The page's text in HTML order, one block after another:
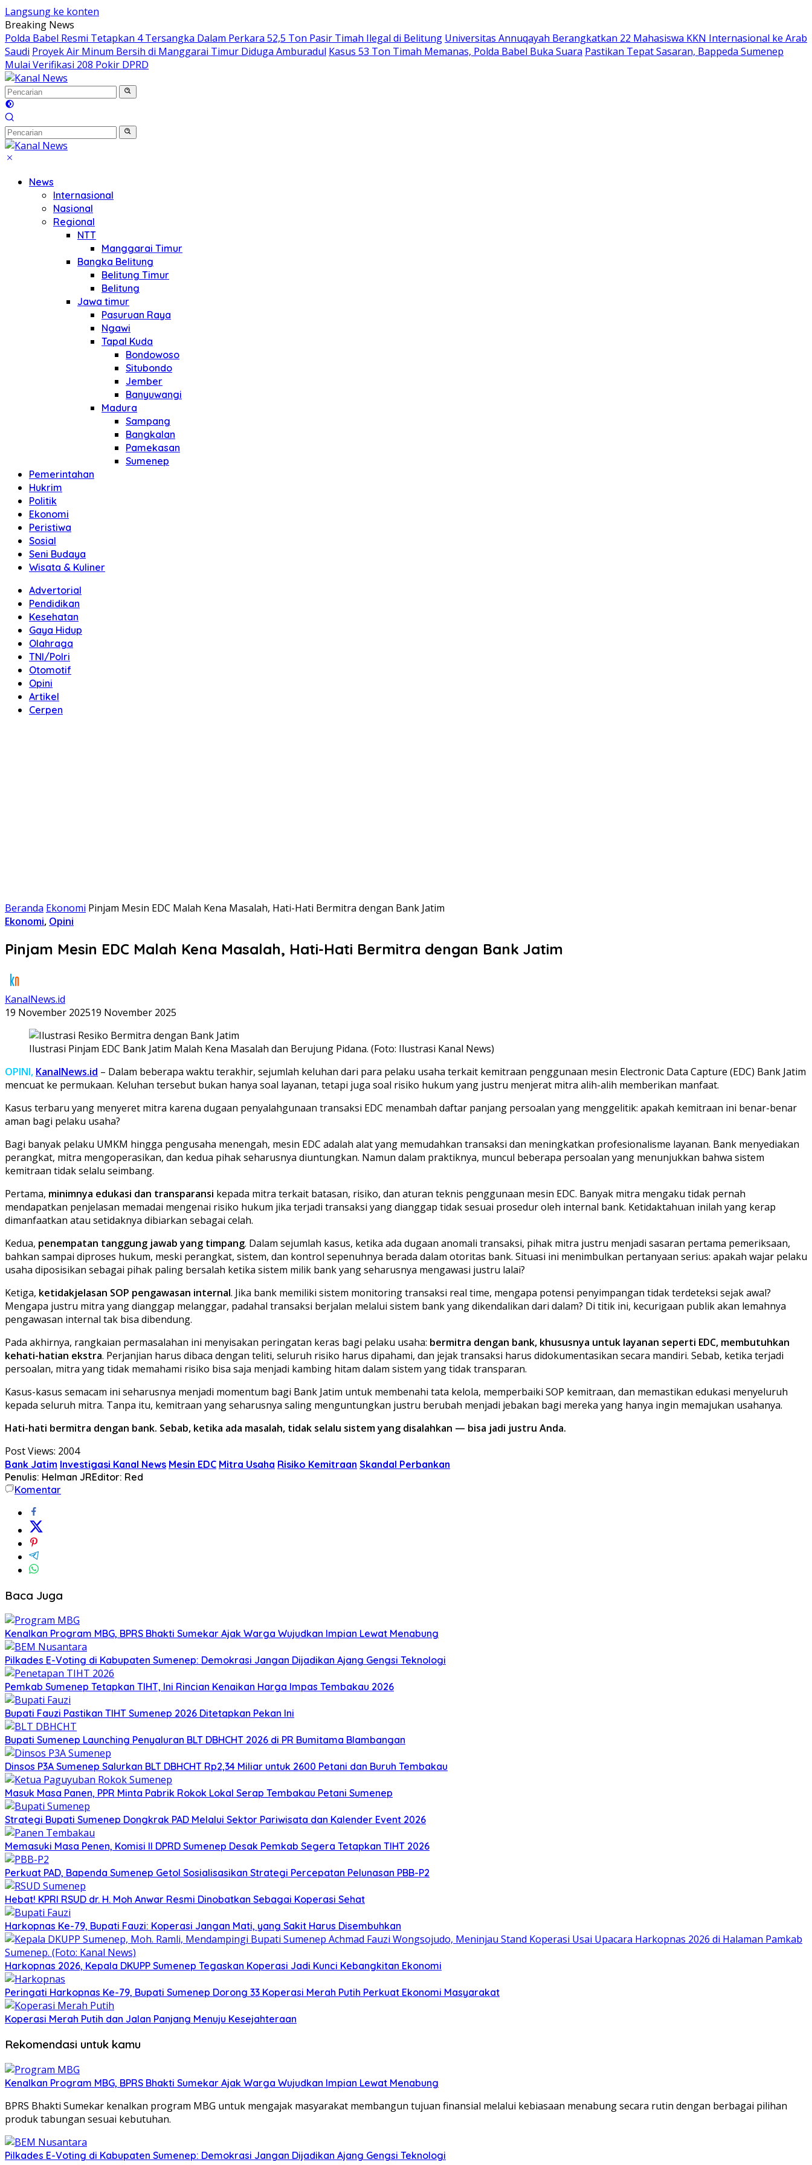
Langsung ke konten
Breaking News
Polda Babel Resmi Tetapkan 4 Tersangka Dalam Perkara 52,5 Ton Pasir Timah Ilegal di Belitung Universitas Annuqayah Berangkatkan 22 Mahasiswa KKN Internasional ke Arab
Saudi Proyek Air Minum Bersih di Manggarai Timur Diduga Amburadul Kasus 53 Ton Timah Memanas, Polda Babel Buka Suara Pastikan Tepat Sasaran, Bappeda Sumenep
Mulai Verifikasi 208 Pokir DPRD
News
Internasional
Nasional
Regional
NTT
Manggarai Timur
Bangka Belitung
Belitung Timur
Belitung
Jawa timur
Pasuruan Raya
Ngawi
Tapal Kuda
Bondowoso
Situbondo
Jember
Banyuwangi
Madura
Sampang
Bangkalan
Pamekasan
Sumenep
Pemerintahan
Hukrim
Politik
Ekonomi
Peristiwa
Sosial
Seni Budaya
Wisata & Kuliner
Advertorial
Pendidikan
Kesehatan
Gaya Hidup
Olahraga
TNI/Polri
Otomotif
Opini
Artikel
Cerpen
Beranda Ekonomi Pinjam Mesin EDC Malah Kena Masalah, Hati-Hati Bermitra dengan Bank Jatim
Ekonomi, Opini
Pinjam Mesin EDC Malah Kena Masalah, Hati-Hati Bermitra dengan Bank Jatim
KanalNews.id
19 November 202519 November 2025
Ilustrasi Pinjam EDC Bank Jatim Malah Kena Masalah dan Berujung Pidana. (Foto: Ilustrasi Kanal News)
OPINI, KanalNews.id – Dalam beberapa waktu terakhir, sejumlah keluhan dari para pelaku usaha terkait kemitraan penggunaan mesin Electronic Data Capture (EDC) Bank Jatim
mencuat ke permukaan. Keluhan tersebut bukan hanya soal layanan, tetapi juga soal risiko hukum yang justru menjerat mitra alih-alih memberikan manfaat.
Kasus terbaru yang menyeret mitra karena dugaan penyalahgunaan transaksi EDC menambah daftar panjang persoalan yang menggelitik: apakah kemitraan ini benar-benar
aman bagi pelaku usaha?
Bagi banyak pelaku UMKM hingga pengusaha menengah, mesin EDC adalah alat yang memudahkan transaksi dan meningkatkan profesionalisme layanan. Bank menyediakan
perangkat, mitra mengoperasikan, dan kedua pihak seharusnya diuntungkan. Namun dalam praktiknya, muncul beberapa persoalan yang menunjukkan bahwa sistem
kemitraan tidak selalu seimbang.
Pertama, minimnya edukasi dan transparansi kepada mitra terkait batasan, risiko, dan aturan teknis penggunaan mesin EDC. Banyak mitra mengaku tidak pernah
mendapatkan penjelasan memadai mengenai risiko hukum jika terjadi transaksi yang dianggap tidak sesuai prosedur oleh internal bank. Ketidaktahuan inilah yang kerap
dimanfaatkan atau setidaknya dibiarkan sebagai celah.
Kedua, penempatan tanggung jawab yang timpang. Dalam sejumlah kasus, ketika ada dugaan anomali transaksi, pihak mitra justru menjadi sasaran pertama pemeriksaan,
bahkan sampai diproses hukum, meski perangkat, sistem, dan kontrol sepenuhnya berada dalam otoritas bank. Situasi ini menimbulkan pertanyaan serius: apakah wajar pelaku
usaha diposisikan sebagai pihak paling bersalah ketika sistem milik bank yang seharusnya mengawasi justru lalai?
Ketiga, ketidakjelasan SOP pengawasan internal. Jika bank memiliki sistem monitoring transaksi real time, mengapa potensi penyimpangan tidak terdeteksi sejak awal?
Mengapa justru mitra yang dianggap melanggar, padahal transaksi berjalan melalui sistem bank yang dikendalikan dari dalam? Di titik ini, kecurigaan publik akan lemahnya
pengawasan internal tak bisa dibendung.
Pada akhirnya, rangkaian permasalahan ini menyisakan peringatan keras bagi pelaku usaha: bermitra dengan bank, khususnya untuk layanan seperti EDC, membutuhkan
kehati-hatian ekstra. Perjanjian harus dibaca dengan teliti, seluruh risiko harus dipahami, dan jejak transaksi harus didokumentasikan secara mandiri. Sebab, ketika terjadi
persoalan, mitra yang tidak memahami risiko bisa saja menjadi kambing hitam dalam sistem yang tidak transparan.
Kasus-kasus semacam ini seharusnya menjadi momentum bagi Bank Jatim untuk membenahi tata kelola, memperbaiki SOP kemitraan, dan memastikan edukasi menyeluruh
kepada seluruh mitra. Tanpa itu, kemitraan yang seharusnya saling menguntungkan justru berubah menjadi jebakan bagi mereka yang hanya ingin memajukan usahanya.
Hati-hati bermitra dengan bank. Sebab, ketika ada masalah, tidak selalu sistem yang disalahkan — bisa jadi justru Anda.
Post Views: 2004
Bank Jatim Investigasi Kanal News Mesin EDC Mitra Usaha Risiko Kemitraan Skandal Perbankan
Penulis: Helman JREditor: Red
Komentar
Baca Juga
Kenalkan Program MBG, BPRS Bhakti Sumekar Ajak Warga Wujudkan Impian Lewat Menabung
Pilkades E-Voting di Kabupaten Sumenep: Demokrasi Jangan Dijadikan Ajang Gengsi Teknologi
Pemkab Sumenep Tetapkan TIHT, Ini Rincian Kenaikan Harga Impas Tembakau 2026
Bupati Fauzi Pastikan TIHT Sumenep 2026 Ditetapkan Pekan Ini
Bupati Sumenep Launching Penyaluran BLT DBHCHT 2026 di PR Bumitama Blambangan
Dinsos P3A Sumenep Salurkan BLT DBHCHT Rp2,34 Miliar untuk 2600 Petani dan Buruh Tembakau
Masuk Masa Panen, PPR Minta Pabrik Rokok Lokal Serap Tembakau Petani Sumenep
Strategi Bupati Sumenep Dongkrak PAD Melalui Sektor Pariwisata dan Kalender Event 2026
Memasuki Masa Penen, Komisi II DPRD Sumenep Desak Pemkab Segera Tetapkan TIHT 2026
Perkuat PAD, Bapenda Sumenep Getol Sosialisasikan Strategi Percepatan Pelunasan PBB-P2
Hebat! KPRI RSUD dr. H. Moh Anwar Resmi Dinobatkan Sebagai Koperasi Sehat
Harkopnas Ke-79, Bupati Fauzi: Koperasi Jangan Mati, yang Sakit Harus Disembuhkan
Harkopnas 2026, Kepala DKUPP Sumenep Tegaskan Koperasi Jadi Kunci Kebangkitan Ekonomi
Peringati Harkopnas Ke-79, Bupati Sumenep Dorong 33 Koperasi Merah Putih Perkuat Ekonomi Masyarakat
Koperasi Merah Putih dan Jalan Panjang Menuju Kesejahteraan
Rekomendasi untuk kamu
Kenalkan Program MBG, BPRS Bhakti Sumekar Ajak Warga Wujudkan Impian Lewat Menabung
BPRS Bhakti Sumekar kenalkan program MBG untuk mengajak masyarakat membangun tujuan finansial melalui kebiasaan menabung secara rutin dengan berbagai pilihan
produk tabungan sesuai kebutuhan.
Pilkades E-Voting di Kabupaten Sumenep: Demokrasi Jangan Dijadikan Ajang Gengsi Teknologi